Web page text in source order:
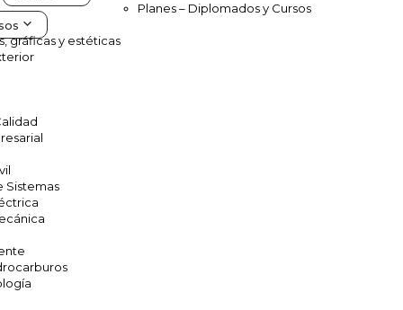
Planes – Diplomados y Cursos
gráficas y estéticas
Sistemas